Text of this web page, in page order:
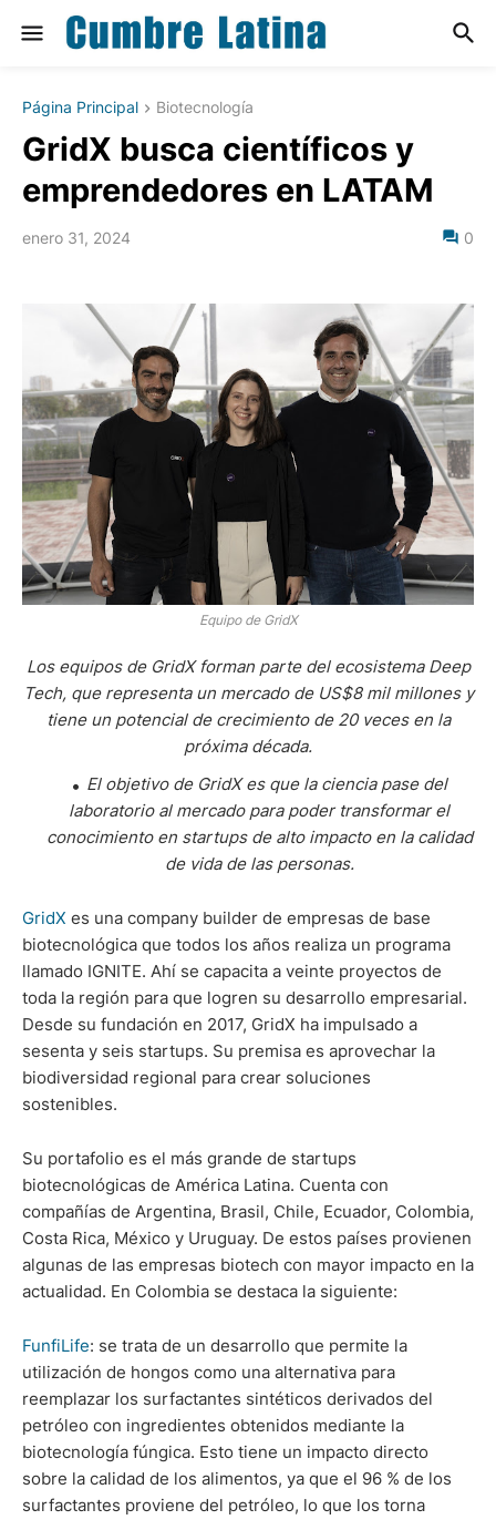
Página Principal Biotecnología
GridX busca científicos y
emprendedores en LATAM
enero 31, 2024 0
Equipo de GridX
Los equipos de GridX forman parte del ecosistema Deep
Tech, que representa un mercado de US$8 mil millones y
tiene un potencial de crecimiento de 20 veces en la
próxima década.
El objetivo de GridX es que la ciencia pase del
laboratorio al mercado para poder transformar el
conocimiento en startups de alto impacto en la calidad
de vida de las personas.
GridX es una company builder de empresas de base
biotecnológica que todos los años realiza un programa
llamado IGNITE. Ahí se capacita a veinte proyectos de
toda la región para que logren su desarrollo empresarial.
Desde su fundación en 2017, GridX ha impulsado a
sesenta y seis startups. Su premisa es aprovechar la
biodiversidad regional para crear soluciones
sostenibles.
Su portafolio es el más grande de startups
biotecnológicas de América Latina. Cuenta con
compañías de Argentina, Brasil, Chile, Ecuador, Colombia,
Costa Rica, México y Uruguay. De estos países provienen
algunas de las empresas biotech con mayor impacto en la
actualidad. En Colombia se destaca la siguiente:
FunfiLife: se trata de un desarrollo que permite la
utilización de hongos como una alternativa para
reemplazar los surfactantes sintéticos derivados del
petróleo con ingredientes obtenidos mediante la
biotecnología fúngica. Esto tiene un impacto directo
sobre la calidad de los alimentos, ya que el 96 % de los
surfactantes proviene del petróleo, lo que los torna